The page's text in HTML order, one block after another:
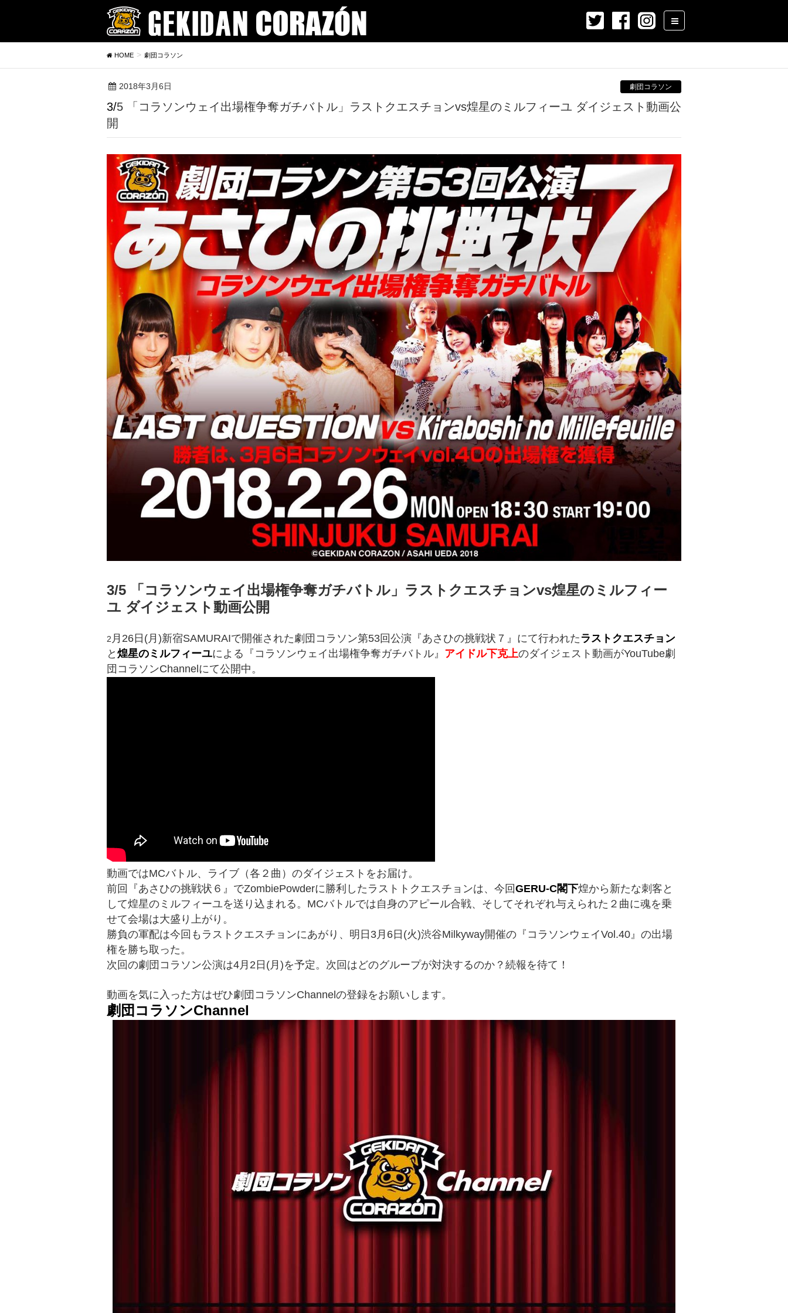
HOME 劇団コラソン
2018年3月6日 劇団コラソン
3/5 「コラソンウェイ出場権争奪ガチバトル」ラストクエスチョンvs煌星のミルフィーユ ダイジェスト動画公
開
3/5 「コラソンウェイ出場権争奪ガチバトル」ラストクエスチョンvs煌星のミルフィー
ユ ダイジェスト動画公開
2 月26日(月)新宿SAMURAIで開催された劇団コラソン第53回公演『あさひの挑戦状７』にて行われた ラストクエスチョン
と 煌星のミルフィーユによる『コラソンウェイ出場権争奪ガチバトル』 アイドル下克上のダイジェスト動画がYouTube劇
団コラソンChannelにて公開中。
動画ではMCバトル、ライブ（各２曲）のダイジェストをお届け。
前回『あさひの挑戦状６』でZombiePowderに勝利したラストトクエスチョンは、今回GERU-C閣下煌から新たな刺客と
して煌星のミルフィーユを送り込まれる。MCバトルでは自身のアピール合戦、そしてそれぞれ与えられた２曲に魂を乗
せて会場は大盛り上がり。
勝負の軍配は今回もラストクエスチョンにあがり、明日3月6日(火)渋谷Milkyway開催の『コラソンウェイVol.40』の出場
権を勝ち取った。
次回の劇団コラソン公演は4月2日(月)を予定。次回はどのグループが対決するのか？続報を待て！
動画を気に入った方はぜひ劇団コラソンChannelの登録をお願いします。
劇団コラソンChannel